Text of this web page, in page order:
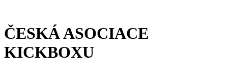
obsahu
ČESKÁ ASOCIACE
KICKBOXU